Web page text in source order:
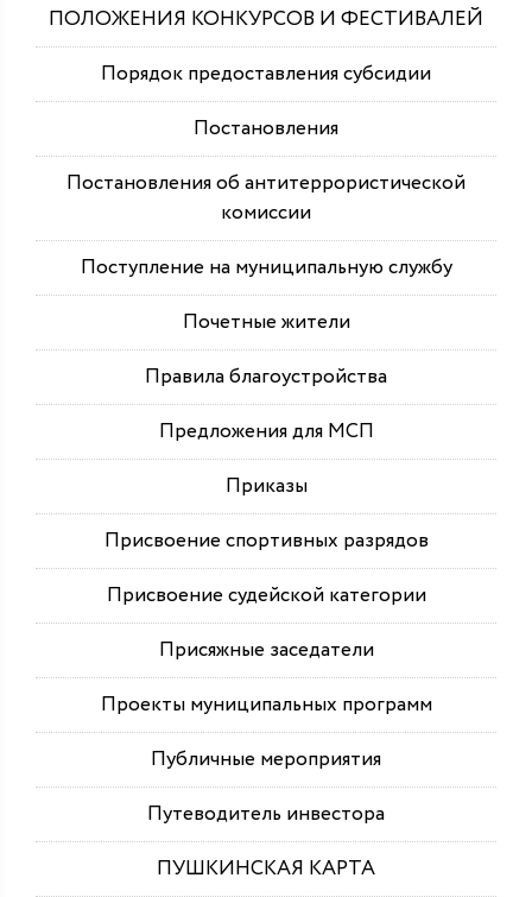
ПОЛОЖЕНИЯ КОНКУРСОВ И ФЕСТИВАЛЕЙ
Порядок предоставления субсидии
Постановления
Постановления об антитеррористической
комиссии
Поступление на муниципальную службу
Почетные жители
Правила благоустройства
Предложения для МСП
Приказы
Присвоение спортивных разрядов
Присвоение судейской категории
Присяжные заседатели
Проекты муниципальных программ
Публичные мероприятия
Путеводитель инвестора
ПУШКИНСКАЯ КАРТА